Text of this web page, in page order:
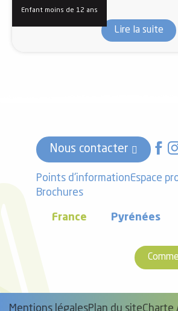
Enfant moins de 12 ans
Lire la suite
Nous contacter
Points d'informationEspace
Brochures
France Pyrénées
Mentions légalesPlan du siteCharte